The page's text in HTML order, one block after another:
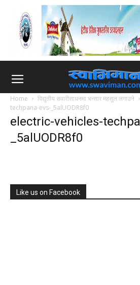
Home विद्युतीय सवारीसाधनमा भन्सार महसुल लगाउने
techpana-evs-_5alUODR8f0
electric-vehicles-
_5alUODR8f0
Like us on Facebook